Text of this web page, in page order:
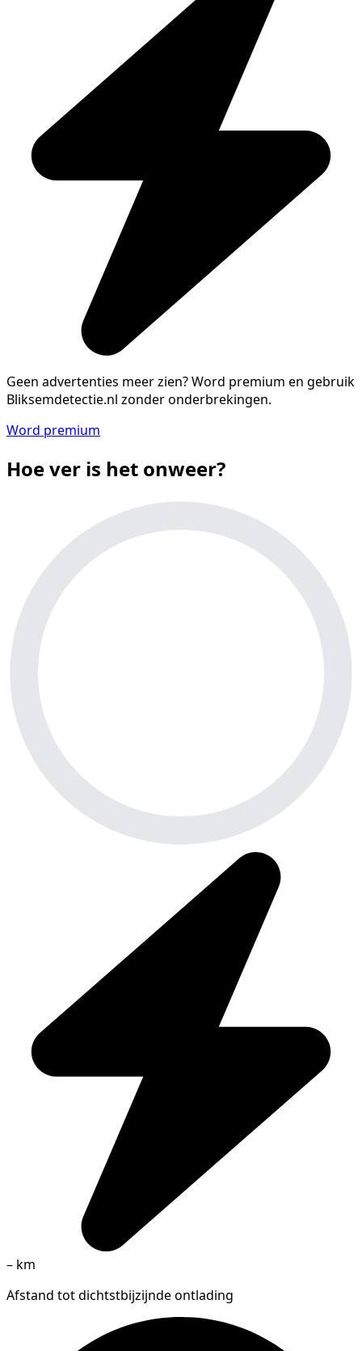
Geen advertenties meer zien?Word premium en gebruik
Bliksemdetectie.nl zonder onderbrekingen.
Word premium
Hoe ver is het onweer?
– km
Afstand tot dichtstbijzijnde ontlading